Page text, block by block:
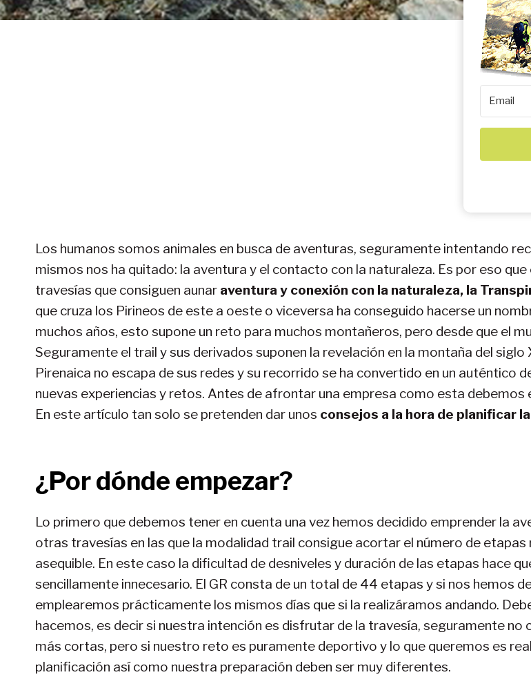
Los humanos somos animales en busca de aventuras, seguramente intentando
mismos nos ha quitado: la aventura y el contacto con la naturaleza. Es por eso
travesías que consiguen aunar aventura y conexión con la naturaleza, la
que cruza los Pirineos de este a oeste o viceversa ha conseguido hacerse un
muchos años, esto supone un reto para muchos montañeros, pero desde que el
Seguramente el trail y sus derivados suponen la revelación en la montaña del
Pirenaica no escapa de sus redes y su recorrido se ha convertido en un auténtico
nuevas experiencias y retos. Antes de afrontar una empresa como esta
En este artículo tan solo se pretenden dar unos consejos a la hora de planificar
¿Por dónde empezar?
Lo primero que debemos tener en cuenta una vez hemos decidido emprender la
otras travesías en las que la modalidad trail consigue acortar el número de
asequible. En este caso la dificultad de desniveles y duración de las etapas hace
sencillamente innecesario. El GR consta de un total de 44 etapas y si nos hemos
emplearemos prácticamente los mismos días que si la realizáramos andando.
hacemos, es decir si nuestra intención es disfrutar de la travesía, seguramente no
más cortas, pero si nuestro reto es puramente deportivo y lo que queremos es
planificación así como nuestra preparación deben ser muy diferentes.